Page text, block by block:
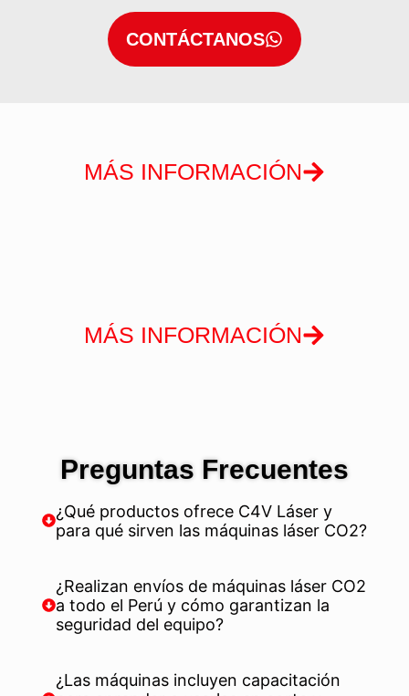
CONTÁCTANOS
MÁS INFORMACIÓN
MÁS INFORMACIÓN
Preguntas Frecuentes
¿Qué productos ofrece C4V Láser y
para qué sirven las máquinas láser CO2?
¿Realizan envíos de máquinas láser CO2
a todo el Perú y cómo garantizan la
seguridad del equipo?
¿Las máquinas incluyen capacitación